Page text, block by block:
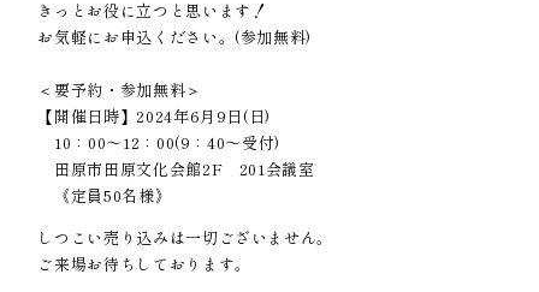
きっとお役に立つと思います！
お気軽にお申込ください。(参加無料)
＜要予約・参加無料＞
【開催日時】2024年6月9日(日)
10：00～12：00(9：40～受付)
田原市田原文化会館2F 201会議室
《定員50名様》
しつこい売り込みは一切ございません。
ご来場お待ちしております。